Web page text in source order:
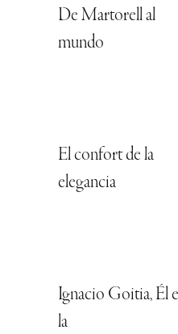
De Martorell al
mundo
El confort de la
elegancia
Ignacio Goitia, Él
la